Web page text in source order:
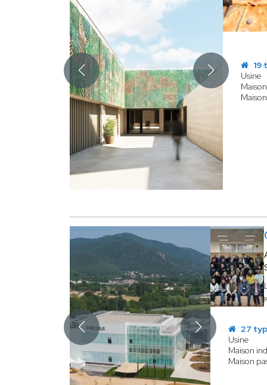
19
Usine
27
Usine
Maison
Maison